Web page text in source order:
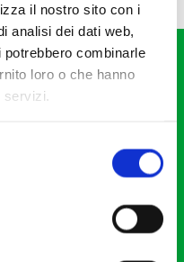
il nostro sito con i
analisi dei dati web,
combinarle
loro o che hanno
servizi.